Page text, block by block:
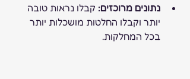
נתונים מרוכזים: קבלו נראות טובה
יותר וקבלו החלטות מושכלות יותר
בכל המחלקות.